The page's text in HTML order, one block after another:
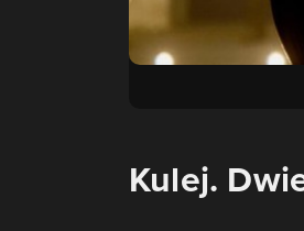
Kulej.